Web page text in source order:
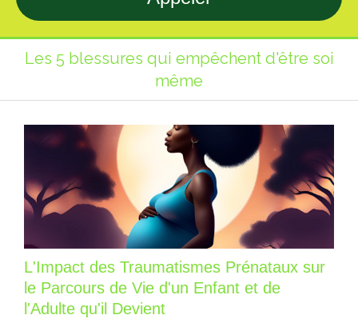
Les 5 blessures qui empêchent d'être soi
même
L'Impact des Traumatismes Prénataux sur
le Parcours de Vie d'un Enfant et de
l'Adulte qu'il Devient